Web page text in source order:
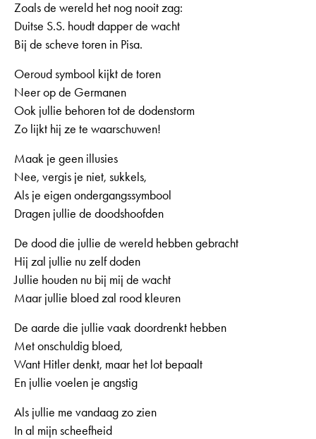
Zoals de wereld het nog nooit zag:
Duitse S.S. houdt dapper de wacht
Bij de scheve toren in Pisa.
Oeroud symbool kijkt de toren
Neer op de Germanen
Ook jullie behoren tot de dodenstorm
Zo lijkt hij ze te waarschuwen!
Maak je geen illusies
Nee, vergis je niet, sukkels,
Als je eigen ondergangssymbool
Dragen jullie de doodshoofden
De dood die jullie de wereld hebben gebracht
Hij zal jullie nu zelf doden
Jullie houden nu bij mij de wacht
Maar jullie bloed zal rood kleuren
De aarde die jullie vaak doordrenkt hebben
Met onschuldig bloed,
Want Hitler denkt, maar het lot bepaalt
En jullie voelen je angstig
Als jullie me vandaag zo zien
In al mijn scheefheid